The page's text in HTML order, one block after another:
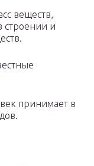
веществ,
строении и
принимает в